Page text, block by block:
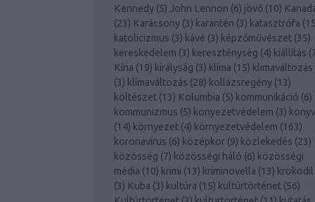
Kennedy (5) John Lennon (6) jövő (10)
(23) Karácsony (3) karantén (3) katasztrófa (15
katolicizmus (3) kávé (3) képzőművészet (35)
kereskedelem (3) kereszténység (4) kiállítás (
Kína (19) királyság (3) klíma (15) klimaváltozás
(3) klímaváltozás (28) kollázsregény (13)
költészet (13) Kolumbia (5) kommunikáció (6)
kommunizmus (5) könyezetvédelem (3) könyv
(14) környezet (4) környezetvédelem (163)
koronavírus (6) középkor (9) közlekedés (23)
közösség (7) közösségi háló (6) közösségi
média (10) krimi (13) kriminovella (13) krokodil
(3) Kuba (3) kultúra (15) kultúrtörténet (56)